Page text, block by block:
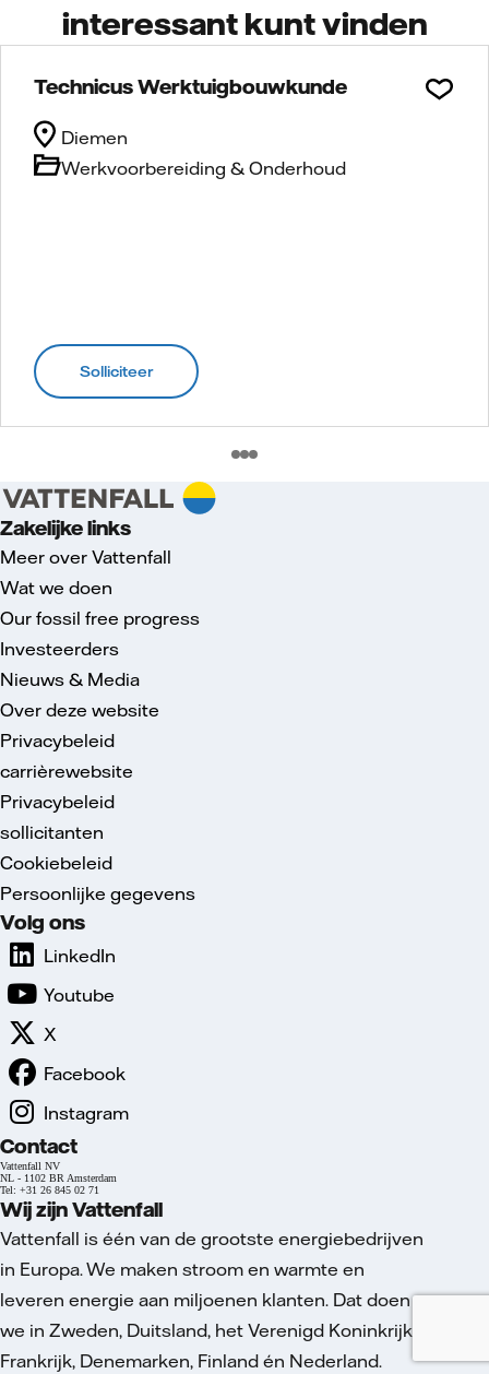
interessant kunt vinden
Technicus Werktuigbouwkunde
Werkvoorbereiding & Onderhoud
Diemen
Solliciteer
Zakelijke links
Meer over Vattenfall
Wat we doen
Our fossil free progress
Investeerders
Nieuws & Media
Over deze website
Privacybeleid
carrièrewebsite
Privacybeleid
sollicitanten
Cookiebeleid
Persoonlijke gegevens
Volg ons
LinkedIn
Youtube
X
Facebook
Instagram
Contact
Vattenfall NV
NL - 1102 BR Amsterdam
Tel: +31 26 845 02 71
Wij zijn Vattenfall
Vattenfall is één van de grootste energiebedrijven
in Europa. We maken stroom en warmte en
leveren energie aan miljoenen klanten. Dat doen
we in Zweden, Duitsland, het Verenigd Koninkrijk,
Frankrijk, Denemarken, Finland én Nederland.